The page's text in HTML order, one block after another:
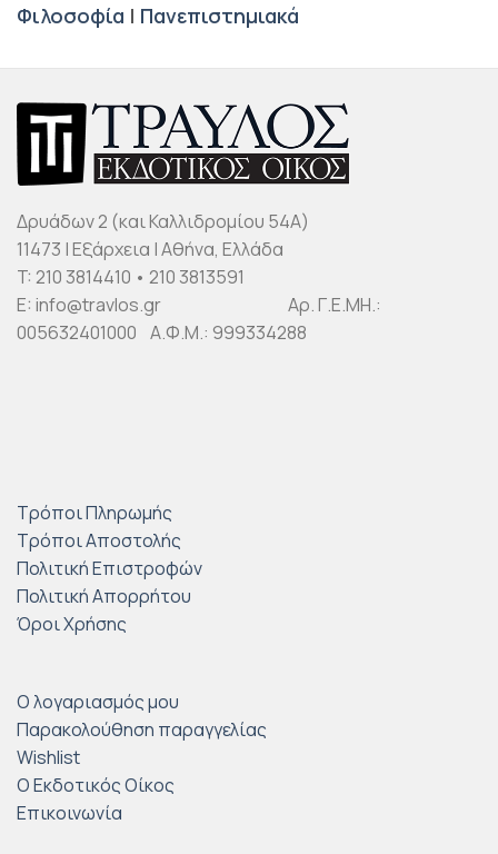
Φιλοσοφία | Πανεπιστημιακά
Δρυάδων 2 (και Καλλιδρομίου 54Α)
11473 | Εξάρχεια | Αθήνα, Ελλάδα
T: 210 3814410 • 210 3813591
E: info@travlos.gr Αρ. Γ.Ε.ΜΗ.:
005632401000 Α.Φ.Μ.: 999334288
Τρόποι Πληρωμής
Τρόποι Αποστολής
Πολιτική Επιστροφών
Πολιτική Απορρήτου
Όροι Χρήσης
Ο λογαριασμός μου
Παρακολούθηση παραγγελίας
Wishlist
Ο Εκδοτικός Οίκος
Επικοινωνία